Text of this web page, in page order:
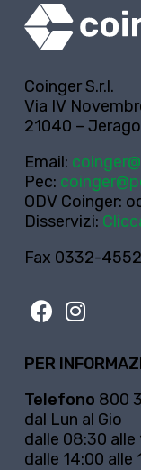
Coinger S.r.l.
Via IV
21040 –
Email:
Pec:
ODV Coinger:
Disservizi:
Fax 0332-
PER
Telefono 800
dal Lun al Gio
dalle 08:30 alle
dalle 14:00 alle